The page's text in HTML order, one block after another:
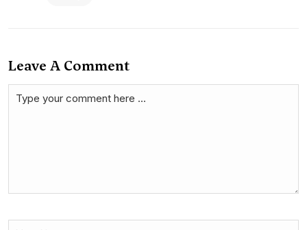
Leave A Comment